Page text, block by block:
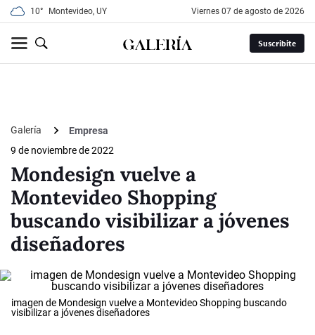
10° Montevideo, UY viernes 07 de agosto de 2026
Suscribite
Galería
Empresa
9 de noviembre de 2022
Mondesign vuelve a
Montevideo Shopping
buscando visibilizar a jóvenes
diseñadores
imagen de Mondesign vuelve a Montevideo Shopping buscando
visibilizar a jóvenes diseñadores